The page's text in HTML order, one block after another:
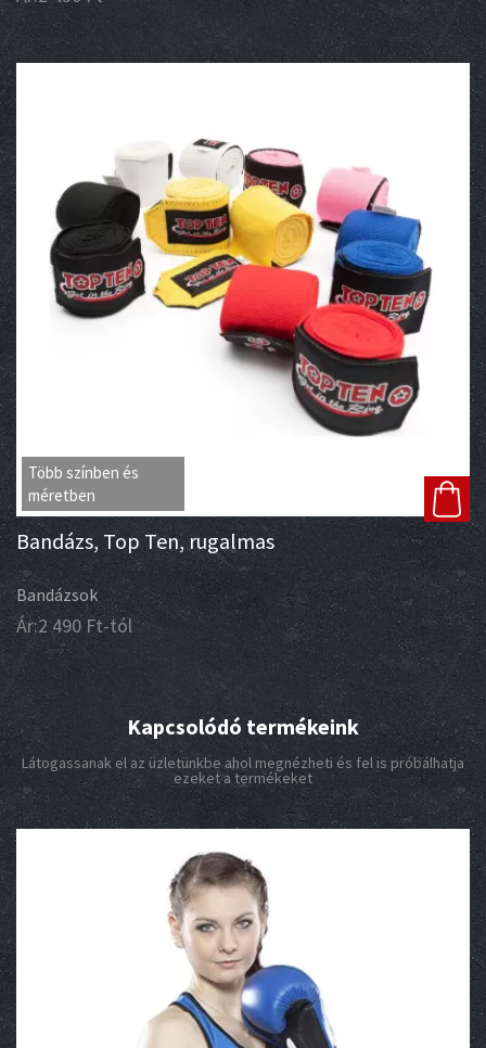
Több színben és
méretben
Bandázs, Top Ten, rugalmas
Bandázsok
Ár:2 490Ft-tól
Kapcsolódó termékeink
Látogassanak el az üzletünkbe ahol megnézheti és fel is próbálhatja
ezeket a termékeket